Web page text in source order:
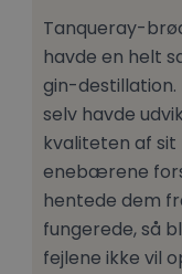
Tanqueray-
havde en helt
gin-destillation.
selv havde
kvaliteten af sit
enebærene
hentede dem
fungerede, så
fejlene ikke vil